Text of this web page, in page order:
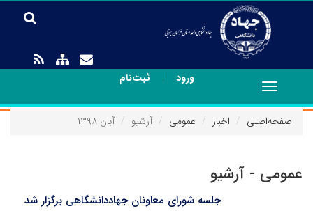
ورود | ثبت‌نام
Toggle
navigation
صفحه‌اصلی
اخبار عمومی آرشیو آبان ۱۳۹۸
عمومی - آرشیو
جلسه شورای معاونان جهاددانشگاهی برگزار شد